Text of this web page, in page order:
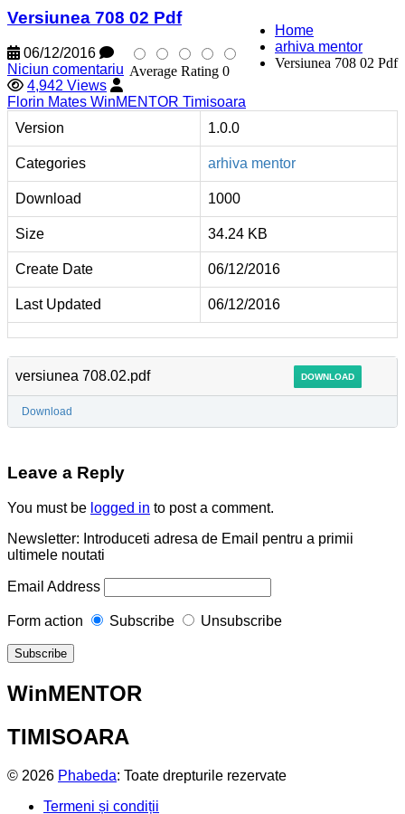
Home
arhiva mentor
Versiunea 708 02 Pdf
Versiunea 708 02 Pdf
Average Rating 0
06/12/2016
Niciun comentariu
4,942 Views
Florin Mates WinMENTOR Timisoara
Version
1.0.0
Categories arhiva mentor
Download 1000
Size 34.24 KB
Create Date 06/12/2016
Last Updated 06/12/2016
versiunea 708.02.pdf DOWNLOAD
Download
Leave a Reply
You must be logged in to post a comment.
Newsletter: Introduceti adresa de Email pentru a primii
ultimele noutati
Email Address
Form action Subscribe Unsubscribe
WinMENTOR
TIMISOARA
© 2026 Phabeda: Toate drepturile rezervate
Termeni și condiții